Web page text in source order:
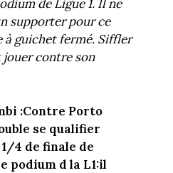
de Ligue 1. Il ne
supporter pour ce
guichet fermé. Siffler
jouer contre son
:Contre Porto
se qualifier
4 de finale de
podium d la L1:il